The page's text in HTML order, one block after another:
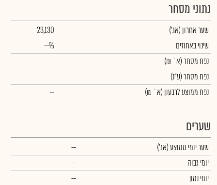
נתוני מסחר
שער אחרון (אג')
23,130
שינוי באחוזים
--%
נפח מסחר(א` ₪)
נפח מסחר(ע"נ)
נפח ממוצע לרבעון (א` ₪)
--
שערים
שער יומי ממוצע(אג')
--
יומי גבוה
--
יומי נמוך
--